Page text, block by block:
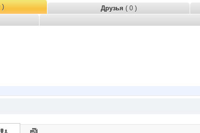
) Друзья ( 0 )